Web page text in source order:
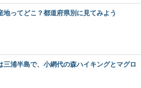
地ってどこ？都道府県別に見てみよう
三浦半島で、小網代の森ハイキングとマグロ